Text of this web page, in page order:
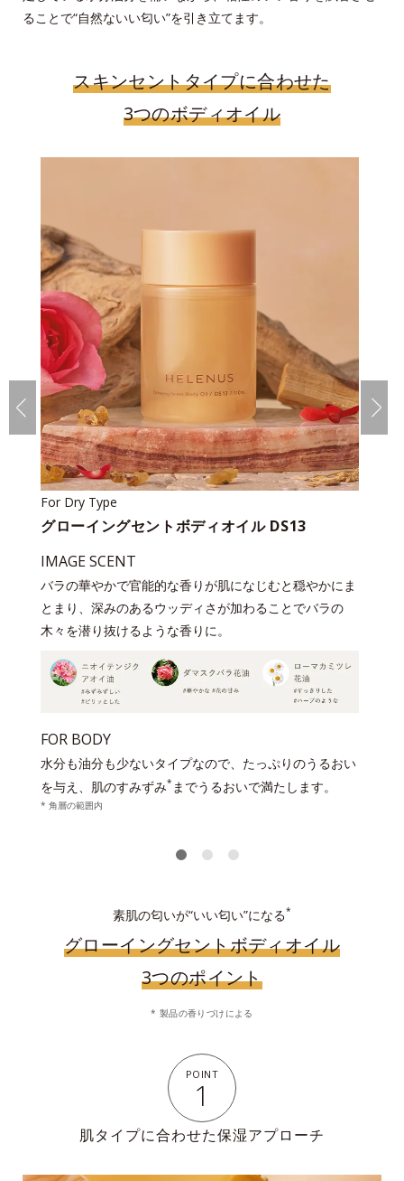
ることで“自然ないい匂い”を引き立てます。
スキンセントタイプに合わせた
3つのボディオイル
For Dry Type
グローイングセントボディオイル DS13
IMAGE SCENT
バラの華やかで官能的な香りが肌になじむと穏やかにま
とまり、深みのあるウッディさが加わることでバラの
木々を潜り抜けるような香りに。
FOR BODY
水分も油分も少ないタイプなので、たっぷりのうるおい
を与え、肌のすみずみ* までうるおいで満たします。
* 角層の範囲内
素肌の匂いが“いい匂い”になる*
グローイングセントボディオイル
3つのポイント
* 製品の香りづけによる
POINT
1
肌タイプに合わせた保湿アプローチ